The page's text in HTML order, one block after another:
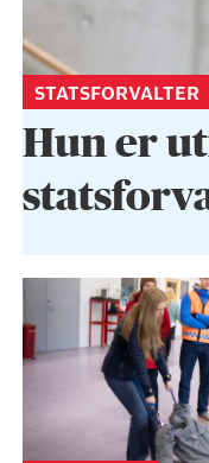
STATSFORVALTER
Hun er